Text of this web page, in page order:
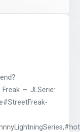
– JLSerie: